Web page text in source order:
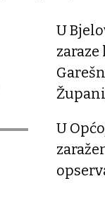
U
U